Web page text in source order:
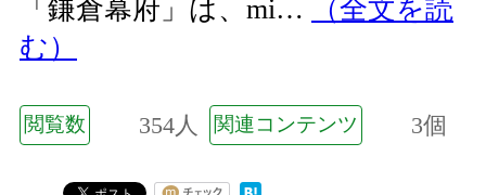
「鎌倉幕府」は、mi…
（全文を読
む）
閲覧数 354人 関連コンテンツ 3個